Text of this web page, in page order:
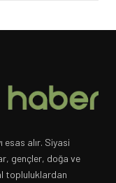
esas alır. Siyasi
gençler, doğa ve
topluluklardan